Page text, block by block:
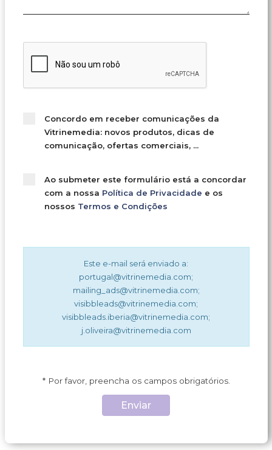
Concordo em receber comunicações da
Vitrinemedia: novos produtos, dicas de
comunicação, ofertas comerciais, ...
Ao submeter este formulário está a concordar
com a nossa Política de Privacidade e os
nossos Termos e Condições
Este e-mail será enviado a:
portugal@vitrinemedia.com;
mailing_ads@vitrinemedia.com;
visibbleads@vitrinemedia.com;
visibbleads.iberia@vitrinemedia.com;
j.oliveira@vitrinemedia.com
* Por favor, preencha os campos obrigatórios.
Enviar